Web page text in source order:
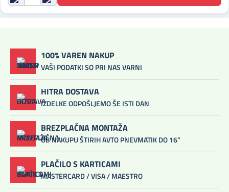
100% VAREN NAKUP
VAŠI PODATKI SO PRI NAS VARNI
HITRA DOSTAVA
IZDELKE ODPOŠLJEMO ŠE ISTI DAN
BREZPLAČNA MONTAŽA
OB NAKUPU ŠTIRIH AVTO PNEVMATIK DO 16”
PLAČILO S KARTICAMI
MASTERCARD / VISA / MAESTRO